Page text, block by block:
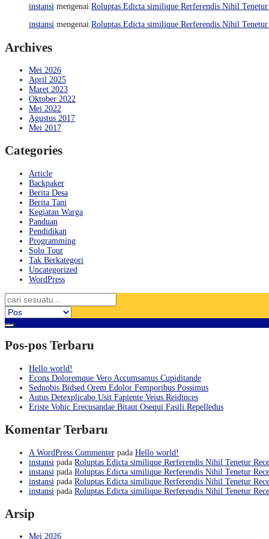
instansi mengenai Roluptas Edicta similique Rerferendis Nihil Tenetur
instansi mengenai Roluptas Edicta similique Rerferendis Nihil Tenetur
Archives
Mei 2026
April 2025
Maret 2023
Oktober 2022
Mei 2022
Agustus 2017
Mei 2017
Categories
Article
Backpaker
Berita Desa
Berita Tani
Kegiatan Warga
Panduan
Pendidikan
Programming
Solo Tour
Tak Berkategori
Uncategorized
WordPress
Pos-pos Terbaru
Hello world!
Econs Doloremque Vero Accumsamus Cupiditande
Sednobis Bidsed Orem Edolor Femporibus Possimus
Autus Detexplicabo Usit Fapiente Veius Reidinces
Eriste Vohic Erecusandae Bitaut Osequi Fasili Repelledus
Komentar Terbaru
A WordPress Commenter pada Hello world!
instansi pada Roluptas Edicta similique Rerferendis Nihil Tenetur
instansi pada Roluptas Edicta similique Rerferendis Nihil Tenetur
instansi pada Roluptas Edicta similique Rerferendis Nihil Tenetur
instansi pada Roluptas Edicta similique Rerferendis Nihil Tenetur
Arsip
Mei 2026